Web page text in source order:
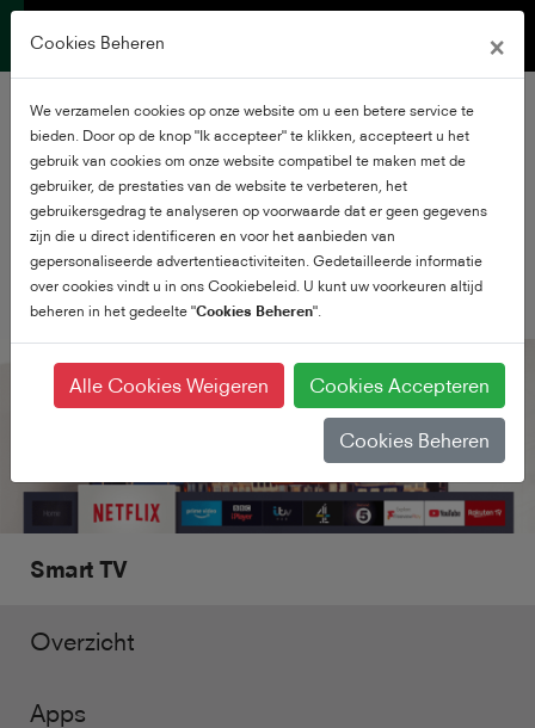
Smart TV
Smarter dan ooit
Smart TV
Overzicht
Apps
Cookies Beheren ×
We verzamelen cookies op onze website om u een betere service te
bieden. Door op de knop "Ik accepteer" te klikken, accepteert u het
gebruik van cookies om onze website compatibel te maken met de
gebruiker, de prestaties van de website te verbeteren, het
gebruikersgedrag te analyseren op voorwaarde dat er geen gegevens
zijn die u direct identificeren en voor het aanbieden van
gepersonaliseerde advertentieactiviteiten. Gedetailleerde informatie
over cookies vindt u in ons Cookiebeleid. U kunt uw voorkeuren altijd
beheren in het gedeelte "Cookies Beheren".
Alle Cookies Weigeren Cookies Accepteren
Cookies Beheren